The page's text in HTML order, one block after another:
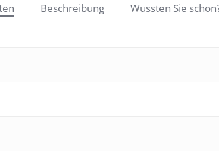
Beschreibung Wussten Sie